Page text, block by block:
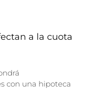
a la cuota
con una hipoteca